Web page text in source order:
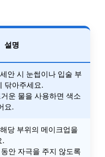
설명
안 시 눈썹이나 입술 부
닦아주세요.
운 물을 사용하면 색소
요.
당 부위의 메이크업을
.
안 자극을 주지 않도록